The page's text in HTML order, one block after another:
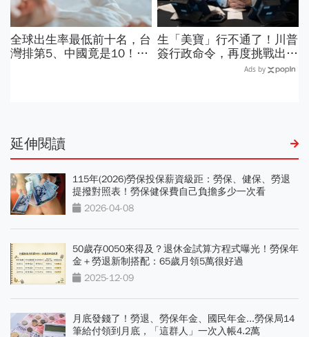
全球出生率最低前十名，台
灣排第5、中國竟是10！亞
生「美寶」行不通了！川普
簽行政命令，再度挑戰出生
公民權、打擊生育旅遊：不
Ads by
延伸閱讀
115年(2026)勞保投保薪資級距：勞保、健保、勞退
提撥對照表！勞保健保費自己負擔多少一次看
2026-04-08
50歲存0050來得及？退休金試算方程式曝光！勞保年
金＋勞退新制搭配：65歲月領5萬很好過
2025-12-09
月底發錢了！勞退、勞保年金、國民年金...勞保局14
筆給付領到月底，「這群人」一次入帳4.2萬